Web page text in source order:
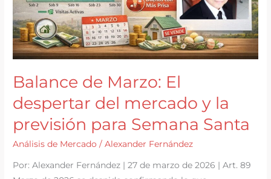
Balance de Marzo: El
despertar del mercado y la
previsión para Semana Santa
Análisis de Mercado /Alexander Fernández
Por: Alexander Fernández | 27 de marzo de 2026 | Art. 89